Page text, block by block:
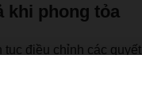
khi phong tỏa
tục điều chỉnh các quyết